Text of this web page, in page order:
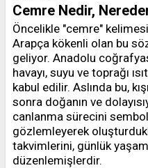
Cemre Nedir,
Öncelikle "cemre"
Arapça kökenli olan bu
geliyor. Anadolu
havayı, suyu ve toprağı
kabul edilir. Aslında bu,
sonra doğanın ve
canlanma sürecini
gözlemleyerek
takvimlerini, günlük
düzenlemişlerdir.